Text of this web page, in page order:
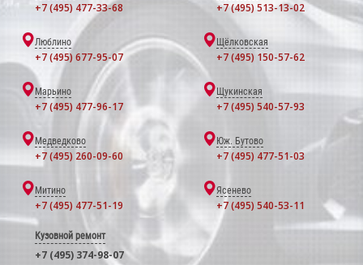
+7 (495) 477-33-68 +7 (495) 513-13-02
Люблино
+7 (495) 677-95-07
Щёлковская
+7 (495) 150-57-62
Марьино
+7 (495) 477-96-17
Щукинская
+7 (495) 540-57-93
Медведково
+7 (495) 260-09-60
Юж. Бутово
+7 (495) 477-51-03
Митино
+7 (495) 477-51-19
Ясенево
+7 (495) 540-53-11
Кузовной ремонт
+7 (495) 374-98-07